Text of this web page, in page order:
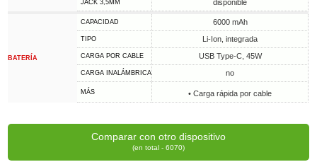
JACK 3,5MM disponible
BATERÍA
CAPACIDAD 6000 mAh
TIPO Li-Ion, integrada
CARGA POR CABLE USB Type-C, 45W
CARGA INALÁMBRICA no
MÁS • Carga rápida por cable
Comparar con otro dispositivo
(en total - 6070)